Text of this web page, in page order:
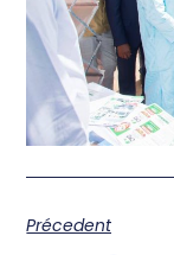
Précedent